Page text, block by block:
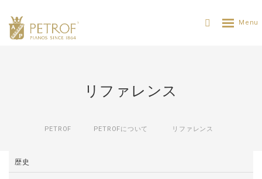
リファレンス
PETROF PETROFについて リファレンス
歴史